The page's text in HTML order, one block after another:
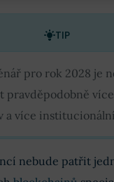
TIP
pro rok 2028 je
pravděpodobně
a více
nebude patřit